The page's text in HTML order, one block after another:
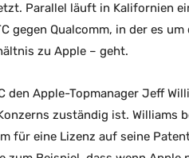
Parallel läuft in Kalifornien
gegen Qualcomm, in der es
zu Apple – geht.
den Apple-Topmanager Jeff
zuständig ist. Williams
für eine Lizenz auf seine